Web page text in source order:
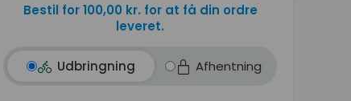
Bestil for 100,00 kr. for at få din ordre
leveret.
Udbringning Afhentning